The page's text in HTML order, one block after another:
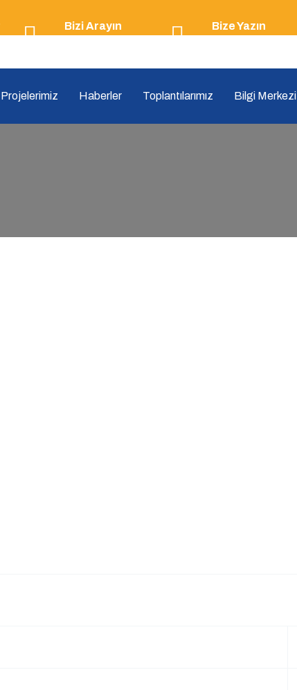
Bizi Arayın Bize Yazın
Projelerimiz Haberler Toplantılarımız Bilgi Merkezi